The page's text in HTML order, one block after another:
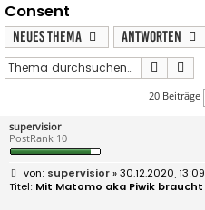
Consent
Neues Thema
Antworten
Suche
20 Beiträge
supervisior
PostRank 10
B
e
i
supervisior» 30.12.2020, 13:09
Mit Matomo aka Piwik